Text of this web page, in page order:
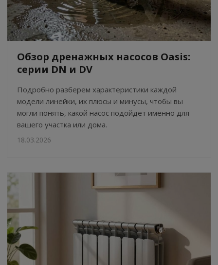
Обзор дренажных насосов Oasis:
серии DN и DV
Подробно разберем характеристики каждой
модели линейки, их плюсы и минусы, чтобы вы
могли понять, какой насос подойдет именно для
вашего участка или дома.
18.03.2026